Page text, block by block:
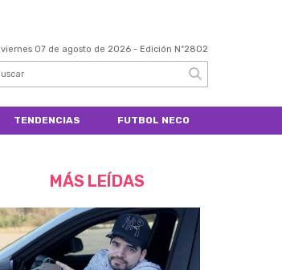
viernes 07 de agosto de 2026 - Edición Nº2802
TENDENCIAS FUTBOL NECO
MÁS LEÍDAS